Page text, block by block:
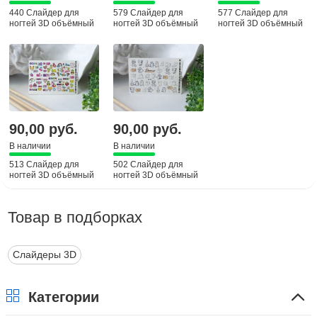
440 Слайдер для
ногтей 3D объёмный
579 Слайдер для
ногтей 3D объёмный
577 Слайдер для
ногтей 3D объёмный
90,00 руб.
В наличии
513 Слайдер для
ногтей 3D объёмный
90,00 руб.
В наличии
502 Слайдер для
ногтей 3D объёмный
Товар в подборках
Слайдеры 3D
Категории